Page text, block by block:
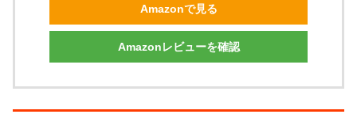
Amazonで見る
Amazonレビューを確認